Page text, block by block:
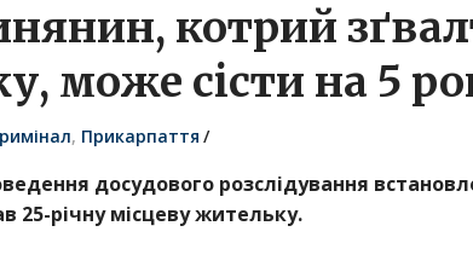
котрий
може сісти на 5
, Прикарпаття /
досудового розслідування
25-річну місцеву жительку.